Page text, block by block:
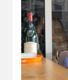
Posted